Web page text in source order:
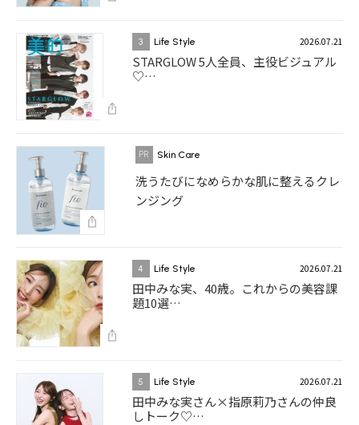
3 Life Style 2026.07.21
STARGLOW 5人全員、主役ビジュアル
♡…
Skin Care
洗うたびになめらかな肌に整えるクレ
ンジング
4 Life Style 2026.07.21
田中みな実、40歳。これからの美容課
題10選…
5 Life Style 2026.07.21
田中みな実さん×指原莉乃さんの仲良
しトーク♡…